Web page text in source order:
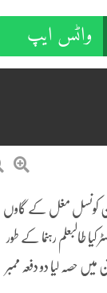
واٹس ایپ
کونسل مغل کے گاوں
طالبعلم رہنما کے طور
کے صدر منتخب ہوئے پھر 1979ء میں بلدیاتی الیکشن میں حصہ لیا دو دفعہ ممبر